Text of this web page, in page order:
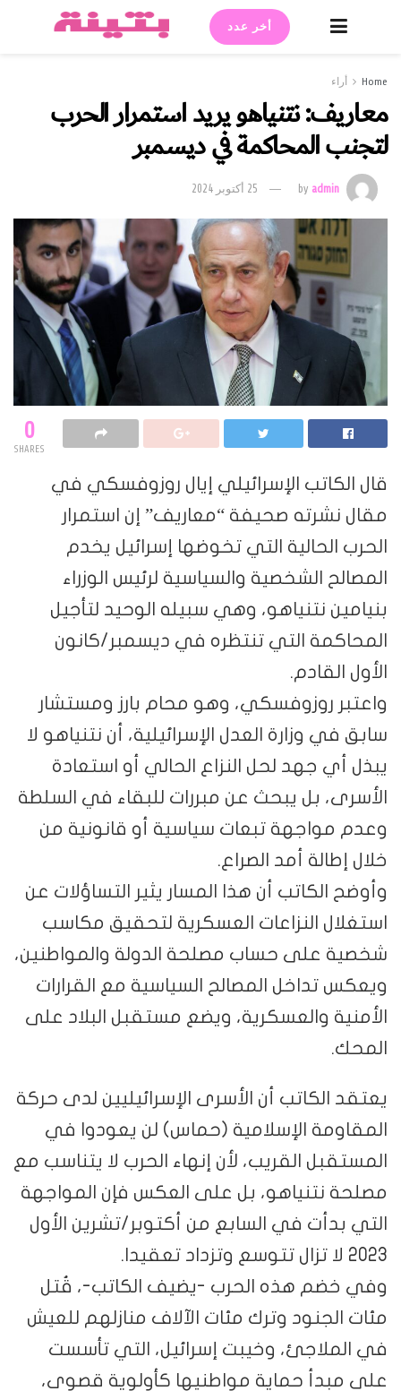
أخر عدد
Home أراء
معاريف: نتنياهو يريد استمرار الحرب
لتجنب المحاكمة في ديسمبر
byadmin 25 أكتوبر 2024
0
SHARES
قال الكاتب الإسرائيلي إيال روزوفسكي في
مقال نشرته صحيفة “معاريف” إن استمرار
الحرب الحالية التي تخوضها إسرائيل يخدم
المصالح الشخصية والسياسية لرئيس الوزراء
بنيامين نتنياهو، وهي سبيله الوحيد لتأجيل
المحاكمة التي تنتظره في ديسمبر/كانون
الأول القادم.
واعتبر روزوفسكي، وهو محام بارز ومستشار
سابق في وزارة العدل الإسرائيلية، أن نتنياهو لا
يبذل أي جهد لحل النزاع الحالي أو استعادة
الأسرى، بل يبحث عن مبررات للبقاء في السلطة
وعدم مواجهة تبعات سياسية أو قانونية من
خلال إطالة أمد الصراع.
وأوضح الكاتب أن هذا المسار يثير التساؤلات عن
استغلال النزاعات العسكرية لتحقيق مكاسب
شخصية على حساب مصلحة الدولة والمواطنين،
ويعكس تداخل المصالح السياسية مع القرارات
الأمنية والعسكرية، ويضع مستقبل البلاد على
المحك.
يعتقد الكاتب أن الأسرى الإسرائيليين لدى حركة
المقاومة الإسلامية (حماس) لن يعودوا في
المستقبل القريب، لأن إنهاء الحرب لا يتناسب مع
مصلحة نتنياهو، بل على العكس فإن المواجهة
التي بدأت في السابع من أكتوبر/تشرين الأول
2023 لا تزال تتوسع وتزداد تعقيدا.
وفي خضم هذه الحرب -يضيف الكاتب-، قُتل
مئات الجنود وترك مئات الآلاف منازلهم للعيش
في الملاجئ، وخيبت إسرائيل، التي تأسست
على مبدأ حماية مواطنيها كأولوية قصوى،